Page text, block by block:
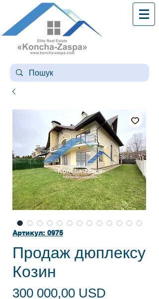
Артикул: 0975
Продаж дюплексу
Козин
300 000,00 USD